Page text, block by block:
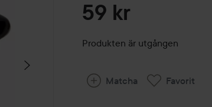
59 kr
Produkten är utgången
Matcha Favorit